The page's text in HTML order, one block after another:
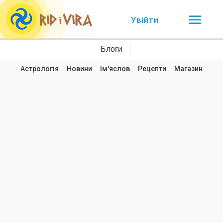
Увійти
Блоги
Астрологія Новини Ім'яслов Рецепти Магазин